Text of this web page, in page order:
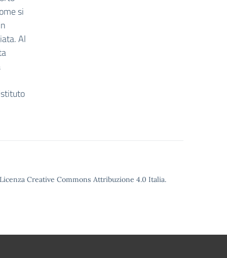
si
Al
Creative Commons Attribuzione 4.0 Italia.